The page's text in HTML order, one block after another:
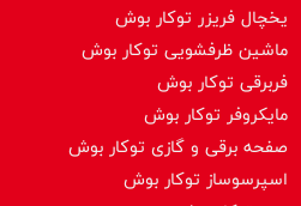
یخچال فریزر توکار بوش
ماشین ظرفشویی توکار بوش
فربرقی توکار بوش
مایکروفر توکار بوش
صفحه برقی و گازی توکار بوش
اسپرسوساز توكار بوش